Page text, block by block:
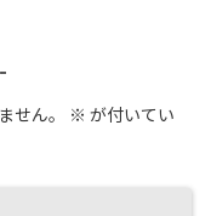
-
せん。 ※ が付いてい